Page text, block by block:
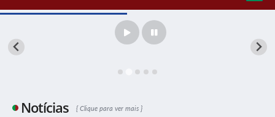
Notícias Clique para ver mais